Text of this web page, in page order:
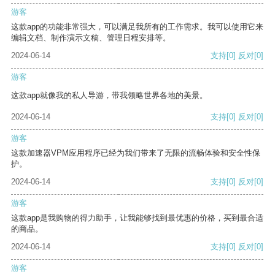
游客
这款app的功能非常强大，可以满足我所有的工作需求。我可以使用它来
编辑文档、制作演示文稿、管理日程安排等。
2024-06-14
支持[0] 反对[0]
游客
这款app就像我的私人导游，带我领略世界各地的美景。
2024-06-14 支持[0] 反对[0]
游客
这款加速器VPM应用程序已经为我们带来了无限的流畅体验和安全性保
护。
2024-06-14
支持[0] 反对[0]
游客
这款app是我购物的得力助手，让我能够找到最优惠的价格，买到最合适
的商品。
2024-06-14
支持[0] 反对[0]
游客